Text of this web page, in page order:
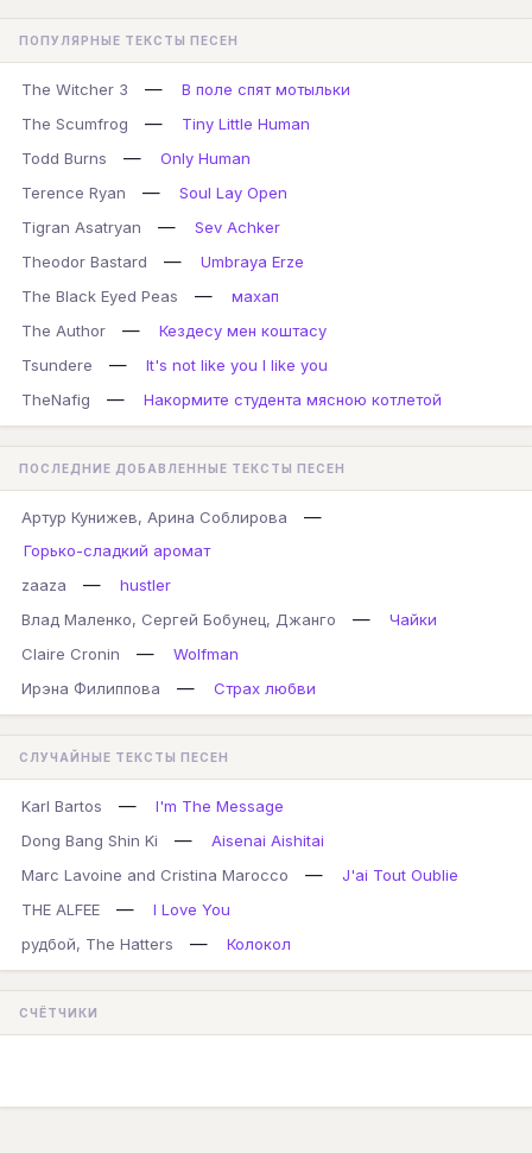
ПОПУЛЯРНЫЕ ТЕКСТЫ ПЕСЕН
The Witcher 3 —
В поле спят мотыльки
The Scumfrog
—
Tiny Little Human
Todd Burns
—
Only Human
Terence Ryan
—
Soul Lay Open
Tigran Asatryan
—
Sev Achker
Theodor Bastard
—
Umbraya Erze
The Black Eyed Peas
—
махап
The Author
—
Кездесу мен коштасу
Tsundere
—
It's not like you I like you
TheNafig
— Накормите студента мясною котлетой
ПОСЛЕДНИЕ ДОБАВЛЕННЫЕ ТЕКСТЫ ПЕСЕН
Артур Кунижев, Арина Соблирова —
Горько-сладкий аромат
zaaza
—
hustler
Влад Маленко, Сергей Бобунец, Джанго
—
Чайки
Claire Cronin
—
Wolfman
Ирэна Филиппова
— Страх любви
СЛУЧАЙНЫЕ ТЕКСТЫ ПЕСЕН
Karl Bartos —
I'm The Message
Dong Bang Shin Ki
—
Aisenai Aishitai
Marc Lavoine and Cristina Marocco
—
J'ai Tout Oublie
THE ALFEE
—
I Love You
рудбой, The Hatters
— Колокол
СЧЁТЧИКИ